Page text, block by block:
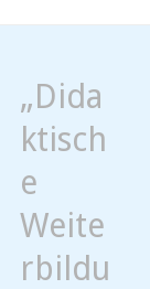
„Dida
ktisch
e
Weite
rbildu